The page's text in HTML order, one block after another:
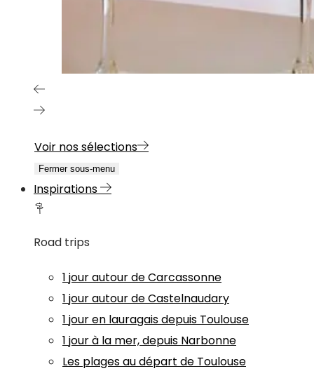
Voir nos sélections
Fermer sous-menu
Inspirations
Road trips
1 jour autour de Carcassonne
1 jour autour de Castelnaudary
1 jour en lauragais depuis Toulouse
1 jour à la mer, depuis Narbonne
Les plages au départ de Toulouse